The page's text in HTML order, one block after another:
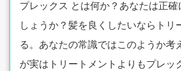
プレックス とは何か？あなたは正
しょうか？髪を良くしたいならトリ
る。あなたの常識ではこのようか考
が実はトリートメントよりもプレッ